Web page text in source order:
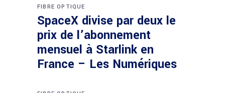
FIBRE OPTIQUE
SpaceX divise par deux le
prix de l’abonnement
mensuel à Starlink en
France – Les Numériques